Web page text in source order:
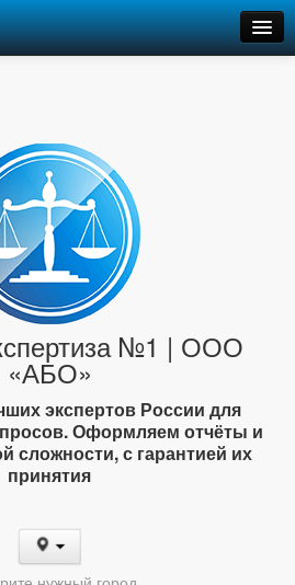
№1 | ООО
«АБО»
экспертов России для
Оформляем отчёты и
сложности, с гарантией их
принятия